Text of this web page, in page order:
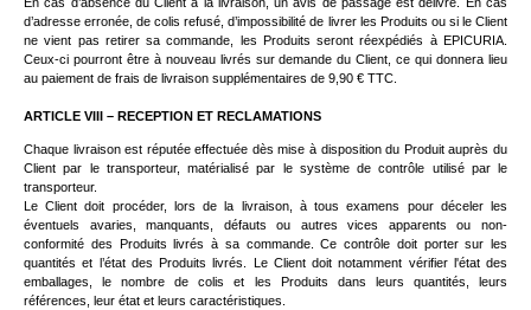
d’adresse erronée, de colis refusé, d’impossibilité de livrer les Produits ou si le Client
ne vient pas retirer sa commande, les Produits seront réexpédiés à EPICURIA.
Ceux-ci pourront être à nouveau livrés sur demande du Client, ce qui donnera lieu
au paiement de frais de livraison supplémentaires de 9,90 € TTC.
ARTICLE VIII – RECEPTION ET RECLAMATIONS
Chaque livraison est réputée effectuée dès mise à disposition du Produit auprès du
Client par le transporteur, matérialisé par le système de contrôle utilisé par le
transporteur.
Le Client doit procéder, lors de la livraison, à tous examens pour déceler les
éventuels avaries, manquants, défauts ou autres vices apparents ou non-
conformité des Produits livrés à sa commande. Ce contrôle doit porter sur les
quantités et l’état des Produits livrés. Le Client doit notamment vérifier l'état des
emballages, le nombre de colis et les Produits dans leurs quantités, leurs
références, leur état et leurs caractéristiques.